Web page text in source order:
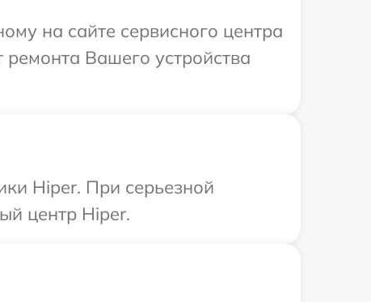
на сайте сервисного центра
Вашего устройства
Hiper. При серьезной
центр Hiper.